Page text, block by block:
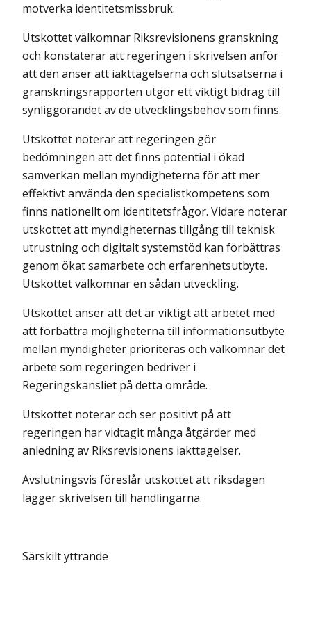
motverka identitetsmissbruk.
Utskottet välkomnar Riksrevisionens granskning
och konstaterar att regeringen i skrivelsen anför
att den anser att iakttagelserna och slutsatserna i
granskningsrapporten utgör ett viktigt bidrag till
synliggörandet av de utvecklingsbehov som finns.
Utskottet noterar att regeringen gör
bedömningen att det finns potential i ökad
samverkan mellan myndigheterna för att mer
effektivt använda den specialistkompetens som
finns nationellt om identitetsfrågor. Vidare noterar
utskottet att myndigheternas tillgång till teknisk
utrustning och digitalt systemstöd kan förbättras
genom ökat samarbete och erfarenhetsutbyte.
Utskottet välkomnar en sådan utveckling.
Utskottet anser att det är viktigt att arbetet med
att förbättra möjligheterna till informationsutbyte
mellan myndigheter prioriteras och välkomnar det
arbete som regeringen bedriver i
Regeringskansliet på detta område.
Utskottet noterar och ser positivt på att
regeringen har vidtagit många åtgärder med
anledning av Riksrevisionens iakttagelser.
Avslutningsvis föreslår utskottet att riksdagen
lägger skrivelsen till handlingarna.
Särskilt yttrande